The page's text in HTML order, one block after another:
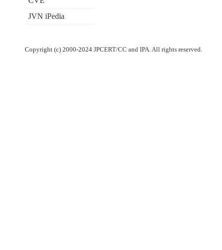
JVN iPedia
Copyright (c) 2000-2024 JPCERT/CC and IPA. All rights reserved.